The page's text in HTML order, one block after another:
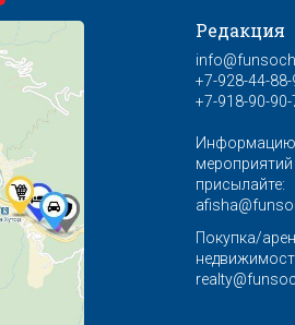
Редакция
+7-928-44-88-
+7-918-90-90-
мероприятий
присылайте:
Покупка/